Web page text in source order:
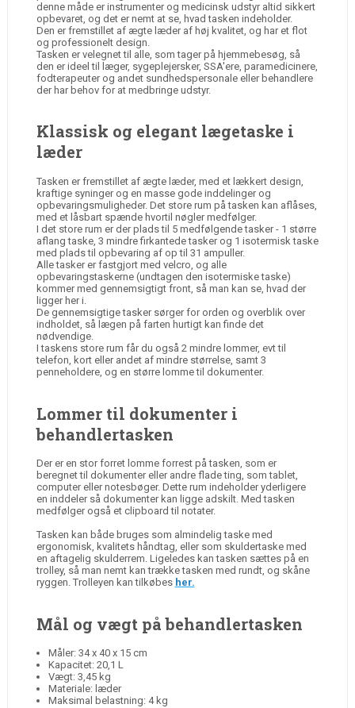
denne måde er instrumenter og medicinsk udstyr altid sikkert
opbevaret, og det er nemt at se, hvad tasken indeholder.
Den er fremstillet af ægte læder af høj kvalitet, og har et flot
og professionelt design.
Tasken er velegnet til alle, som tager på hjemmebesøg, så
den er ideel til læger, sygeplejersker, SSA'ere, paramedicinere,
fodterapeuter og andet sundhedspersonale eller behandlere
der har behov for at medbringe udstyr.
Klassisk og elegant lægetaske i
læder
Tasken er fremstillet af ægte læder, med et lækkert design,
kraftige syninger og en masse gode inddelinger og
opbevaringsmuligheder. Det store rum på tasken kan aflåses,
med et låsbart spænde hvortil nøgler medfølger.
I det store rum er der plads til 5 medfølgende tasker - 1 større
aflang taske, 3 mindre firkantede tasker og 1 isotermisk taske
med plads til opbevaring af op til 31 ampuller.
Alle tasker er fastgjort med velcro, og alle
opbevaringstaskerne (undtagen den isotermiske taske)
kommer med gennemsigtigt front, så man kan se, hvad der
ligger her i.
De gennemsigtige tasker sørger for orden og overblik over
indholdet, så lægen på farten hurtigt kan finde det
nødvendige.
I taskens store rum får du også 2 mindre lommer, evt til
telefon, kort eller andet af mindre størrelse, samt 3
penneholdere, og en større lomme til dokumenter.
Lommer til dokumenter i
behandlertasken
Der er en stor forret lomme forrest på tasken, som er
beregnet til dokumenter eller andre flade ting, som tablet,
computer eller notesbøger. Dette rum indeholder yderligere
en inddeler så dokumenter kan ligge adskilt. Med tasken
medfølger også et clipboard til notater.
Tasken kan både bruges som almindelig taske med
ergonomisk, kvalitets håndtag, eller som skuldertaske med
en aftagelig skulderrem. Ligeledes kan tasken sættes på en
trolley, så man nemt kan trække tasken med rundt, og skåne
ryggen. Trolleyen kan tilkøbes her.
Mål og vægt på behandlertasken
Måler: 34 x 40 x 15 cm
Kapacitet: 20,1 L
Vægt: 3,45 kg
Materiale: læder
Maksimal belastning: 4 kg